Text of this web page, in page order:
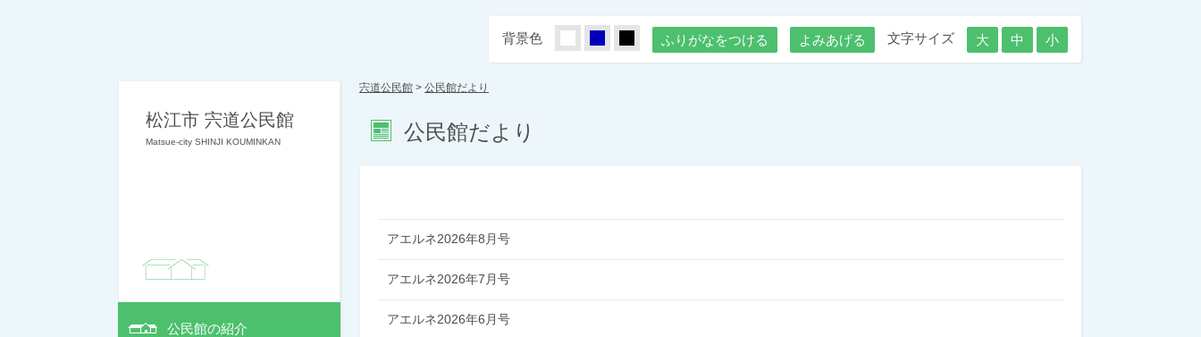
松江市 宍道公民館
Matsue-city SHINJI KOUMINKAN
公民館の紹介
背景色 ふりがなをつける よみあげる 文字サイズ 大 中 小
宍道公民館 > 公民館だより
公民館だより
アエルネ2026年8月号
アエルネ2026年7月号
アエルネ2026年6月号